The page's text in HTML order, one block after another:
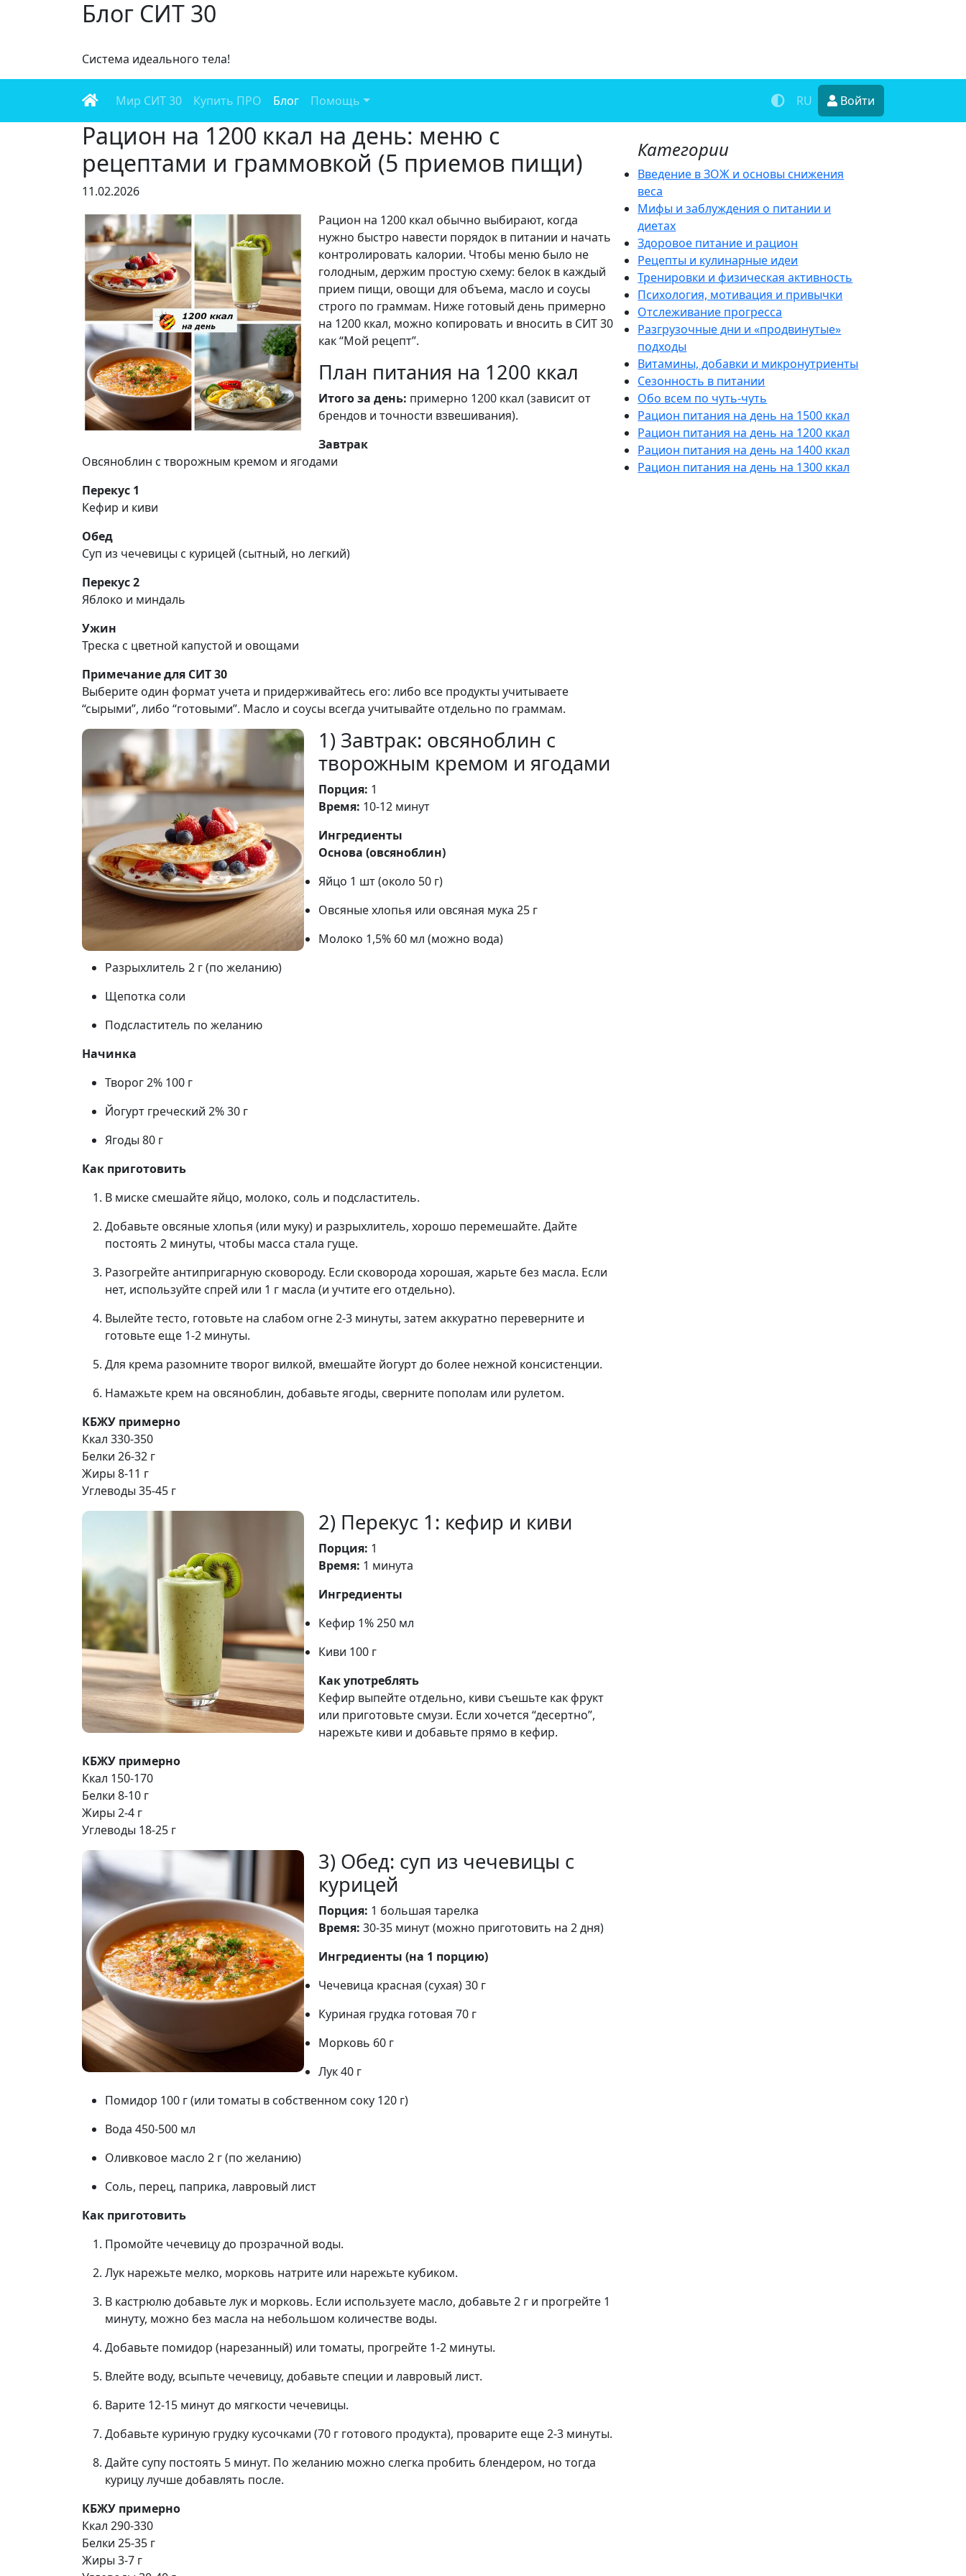
Блог СИТ 30
Cистема идеального тела!
Мир СИТ 30 Купить ПРО Блог Помощь RU Войти
Рацион на 1200 ккал на день: меню с
рецептами и граммовкой (5 приемов пищи)
11.02.2026
Рацион на 1200 ккал обычно выбирают, когда
нужно быстро навести порядок в питании и начать
контролировать калории. Чтобы меню было не
голодным, держим простую схему: белок в каждый
прием пищи, овощи для объема, масло и соусы
строго по граммам. Ниже готовый день примерно
на 1200 ккал, можно копировать и вносить в СИТ 30
как “Мой рецепт”.
План питания на 1200 ккал
Итого за день: примерно 1200 ккал (зависит от
брендов и точности взвешивания).
Завтрак
Овсяноблин с творожным кремом и ягодами
Перекус 1
Кефир и киви
Обед
Суп из чечевицы с курицей (сытный, но легкий)
Перекус 2
Яблоко и миндаль
Ужин
Треска с цветной капустой и овощами
Примечание для СИТ 30
Выберите один формат учета и придерживайтесь его: либо все продукты учитываете
“сырыми”, либо “готовыми”. Масло и соусы всегда учитывайте отдельно по граммам.
1) Завтрак: овсяноблин с
творожным кремом и ягодами
Порция: 1
Время: 10-12 минут
Ингредиенты
Основа (овсяноблин)
Яйцо 1 шт (около 50 г)
Овсяные хлопья или овсяная мука 25 г
Молоко 1,5% 60 мл (можно вода)
Разрыхлитель 2 г (по желанию)
Щепотка соли
Подсластитель по желанию
Начинка
Творог 2% 100 г
Йогурт греческий 2% 30 г
Ягоды 80 г
Как приготовить
В миске смешайте яйцо, молоко, соль и подсластитель.
Добавьте овсяные хлопья (или муку) и разрыхлитель, хорошо перемешайте. Дайте
постоять 2 минуты, чтобы масса стала гуще.
Разогрейте антипригарную сковороду. Если сковорода хорошая, жарьте без масла. Если
нет, используйте спрей или 1 г масла (и учтите его отдельно).
Вылейте тесто, готовьте на слабом огне 2-3 минуты, затем аккуратно переверните и
готовьте еще 1-2 минуты.
Для крема разомните творог вилкой, вмешайте йогурт до более нежной консистенции.
Намажьте крем на овсяноблин, добавьте ягоды, сверните пополам или рулетом.
КБЖУ примерно
Ккал 330-350
Белки 26-32 г
Жиры 8-11 г
Углеводы 35-45 г
2) Перекус 1: кефир и киви
Порция: 1
Время: 1 минута
Ингредиенты
Кефир 1% 250 мл
Киви 100 г
Как употреблять
Кефир выпейте отдельно, киви съешьте как фрукт
или приготовьте смузи. Если хочется “десертно”,
нарежьте киви и добавьте прямо в кефир.
КБЖУ примерно
Ккал 150-170
Белки 8-10 г
Жиры 2-4 г
Углеводы 18-25 г
3) Обед: суп из чечевицы с
курицей
Порция: 1 большая тарелка
Время: 30-35 минут (можно приготовить на 2 дня)
Ингредиенты (на 1 порцию)
Чечевица красная (сухая) 30 г
Куриная грудка готовая 70 г
Морковь 60 г
Лук 40 г
Помидор 100 г (или томаты в собственном соку 120 г)
Вода 450-500 мл
Оливковое масло 2 г (по желанию)
Соль, перец, паприка, лавровый лист
Как приготовить
Промойте чечевицу до прозрачной воды.
Лук нарежьте мелко, морковь натрите или нарежьте кубиком.
В кастрюлю добавьте лук и морковь. Если используете масло, добавьте 2 г и прогрейте 1
минуту, можно без масла на небольшом количестве воды.
Добавьте помидор (нарезанный) или томаты, прогрейте 1-2 минуты.
Влейте воду, всыпьте чечевицу, добавьте специи и лавровый лист.
Варите 12-15 минут до мягкости чечевицы.
Добавьте куриную грудку кусочками (70 г готового продукта), проварите еще 2-3 минуты.
Дайте супу постоять 5 минут. По желанию можно слегка пробить блендером, но тогда
курицу лучше добавлять после.
КБЖУ примерно
Ккал 290-330
Белки 25-35 г
Жиры 3-7 г
Категории
Введение в ЗОЖ и основы снижения
веса
Мифы и заблуждения о питании и
диетах
Здоровое питание и рацион
Рецепты и кулинарные идеи
Тренировки и физическая активность
Психология, мотивация и привычки
Отслеживание прогресса
Разгрузочные дни и «продвинутые»
подходы
Витамины, добавки и микронутриенты
Сезонность в питании
Обо всем по чуть-чуть
Рацион питания на день на 1500 ккал
Рацион питания на день на 1200 ккал
Рацион питания на день на 1400 ккал
Рацион питания на день на 1300 ккал